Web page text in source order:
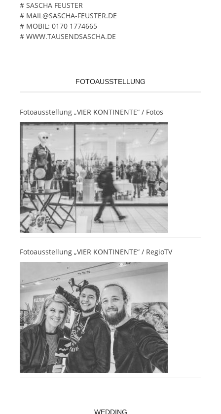
# SASCHA FEUSTER
# MAIL@SASCHA-FEUSTER.DE
# MOBIL: 0170 1774665
# WWW.TAUSENDSASCHA.DE
FOTOAUSSTELLUNG
Fotoausstellung „VIER KONTINENTE“ / Fotos
Fotoausstellung „VIER KONTINENTE“ / RegioTV
WEDDING